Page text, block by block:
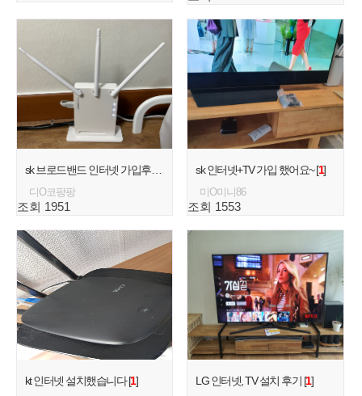
sk 브로드밴드 인터넷 가입후기 [
디O코팡팡
조회 1951
sk 인터넷+TV 가입 했어요~ [1]
미O미니86
조회 1553
kt 인터넷 설치했습니다 [1] LG 인터넷, TV 설치 후기 [1]